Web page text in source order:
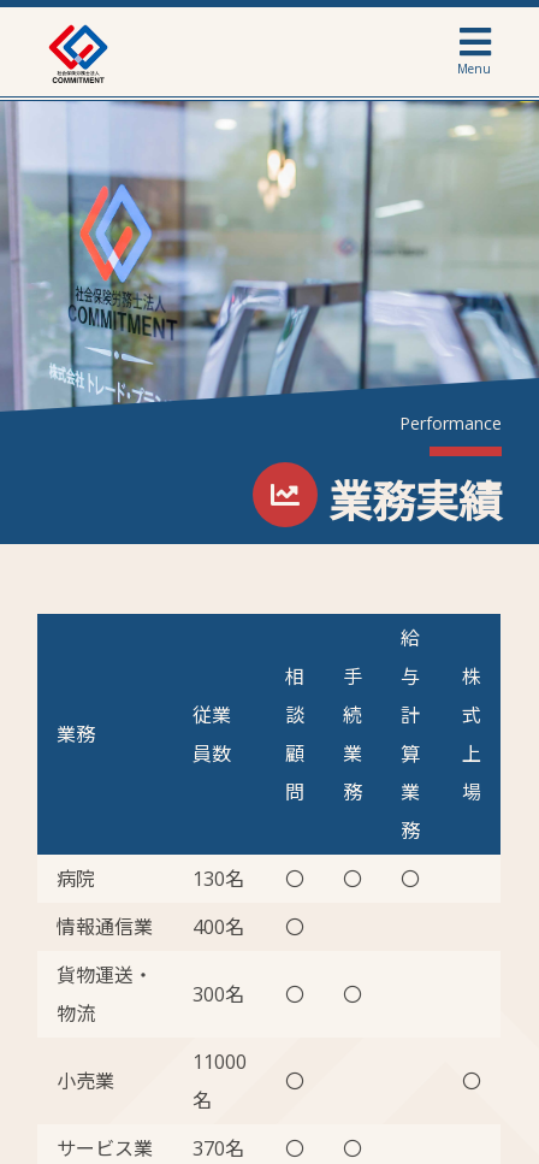
Menu
Performance
業務実績
業務
従業
員数
相
談
顧
問
手
続
業
務
給
与
計
算
業
務
株
式
上
場
病院 130名 〇 〇
〇
情報通信業
400名
〇
貨物運送・
物流
300名 〇 〇
小売業
11000
名
〇 〇
サービス業 370名 〇
〇